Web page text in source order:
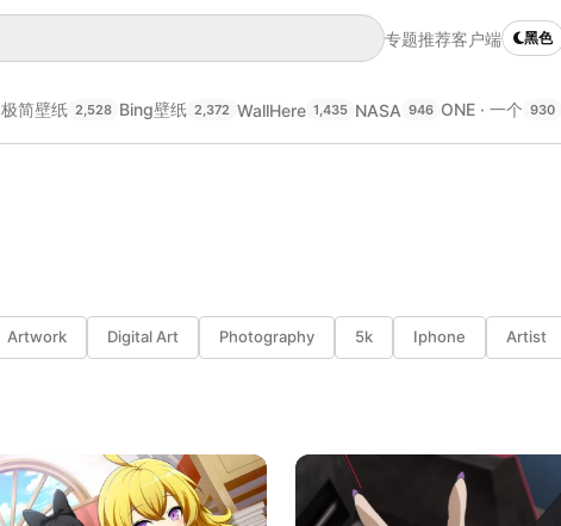
专题推荐客户端 黑色
极简壁纸 2,528 Bing壁纸 2,372 WallHere 1,435 NASA 946 ONE · 一个 930
Artwork Digital Art Photography 5k Iphone Artist